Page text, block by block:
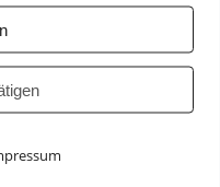
Octopus F
Starke Power
Entrümplungsservice